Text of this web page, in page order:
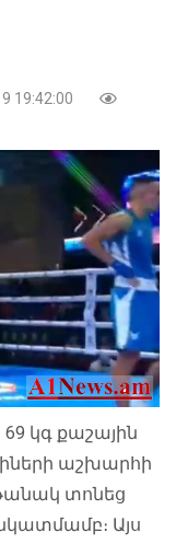
19:42:00
կգ քաշային
աշխարհի
տոնեց
Այս